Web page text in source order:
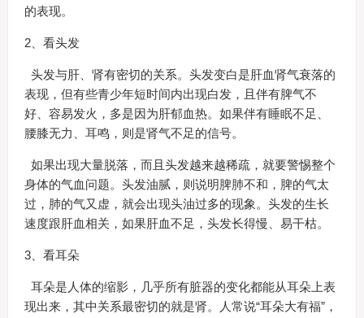
的表现。
2、看头发
头发与肝、肾有密切的关系。头发变白是肝血肾气衰落的
表现，但有些青少年短时间内出现白发，且伴有脾气不
好、容易发火，多是因为肝郁血热。如果伴有睡眠不足、
腰膝无力、耳鸣，则是肾气不足的信号。
如果出现大量脱落，而且头发越来越稀疏，就要警惕整个
身体的气血问题。头发油腻，则说明脾肺不和，脾的气太
过，肺的气又虚，就会出现头油过多的现象。头发的生长
速度跟肝血相关，如果肝血不足，头发长得慢、易干枯。
3、看耳朵
耳朵是人体的缩影，几乎所有脏器的变化都能从耳朵上表
现出来，其中关系最密切的就是肾。人常说“耳朵大有福”，